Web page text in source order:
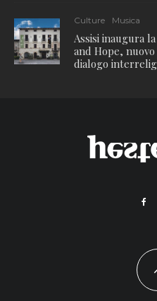
Culture Musica
Assisi inaugura
and Hope,
dialogo